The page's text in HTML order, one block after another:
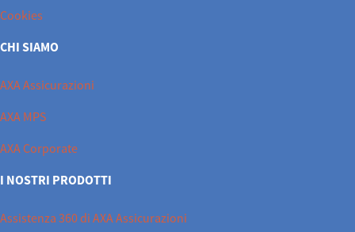
Cookies
CHI SIAMO
AXA Assicurazioni
AXA MPS
AXA Corporate
I NOSTRI PRODOTTI
Assistenza 360 di AXA Assicurazioni